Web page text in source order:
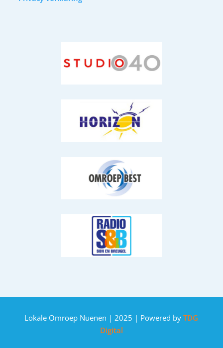
Lokale Omroep Nuenen | 2025 | Powered by TDG
Digital